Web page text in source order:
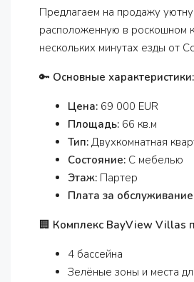
Предлагаем на продажу
расположенную в роскошном
нескольких минутах езды от
🔑 Основные характеристики:
Цена: 69 000 EUR
Площадь: 66 кв.м
Тип: Двухкомнатная
Состояние: С мебелью
Этаж: Партер
Плата за
🏢 Комплекс BayView Villas
4 бассейна
Зелёные зоны и места